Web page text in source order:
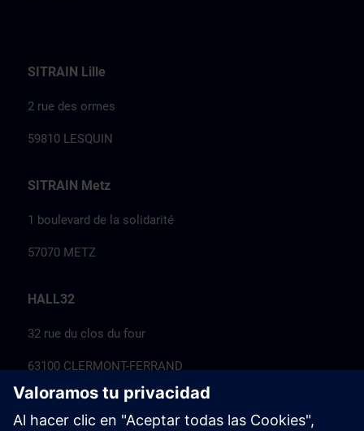
SITRAIN Lille
2 rue des ormes
59810 LESQUIN
SITRAIN Metz
1 boulevard de la solidarité
57070 METZ
HALL32
32 rue du clos du four
63100 CLERMONT-FERRAND